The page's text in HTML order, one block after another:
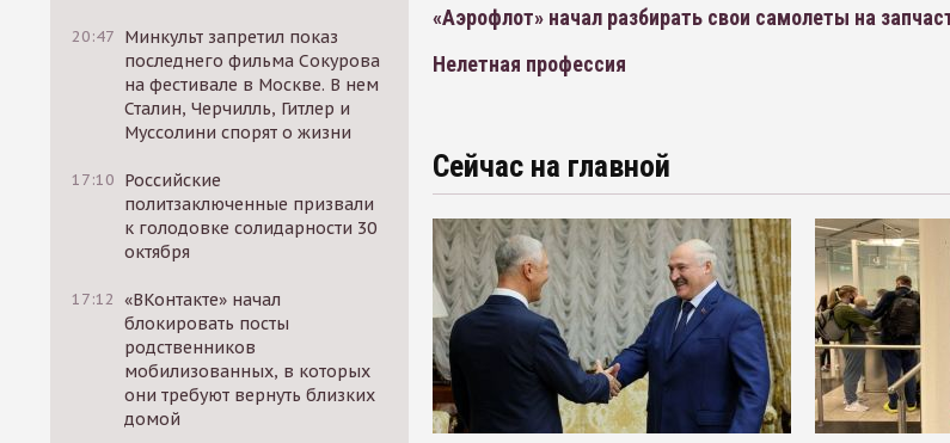
20:47 Минкульт запретил показ
последнего фильма Сокурова
на фестивале в Москве. В нем
Сталин, Черчилль, Гитлер и
Муссолини спорят о жизни
17:10 Российские
политзаключенные призвали
к голодовке солидарности 30
октября
17:12 «ВКонтакте» начал
блокировать посты
родственников
мобилизованных, в которых
они требуют вернуть близких
домой
«Аэрофлот» начал разбирать свои самолеты на
Нелетная профессия
Сейчас на главной